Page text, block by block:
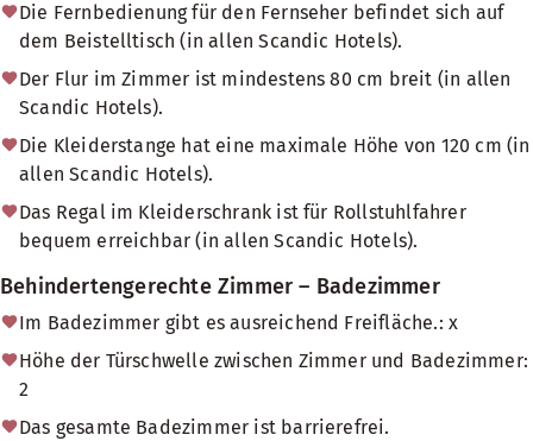
Die Fernbedienung für den Fernseher befindet sich auf
dem Beistelltisch (in allen Scandic Hotels).
Der Flur im Zimmer ist mindestens 80 cm breit (in allen
Scandic Hotels).
Die Kleiderstange hat eine maximale Höhe von 120 cm (in
allen Scandic Hotels).
Das Regal im Kleiderschrank ist für Rollstuhlfahrer
bequem erreichbar (in allen Scandic Hotels).
Behindertengerechte Zimmer – Badezimmer
Im Badezimmer gibt es ausreichend Freifläche.: x
Höhe der Türschwelle zwischen Zimmer und Badezimmer:
2
Das gesamte Badezimmer ist barrierefrei.